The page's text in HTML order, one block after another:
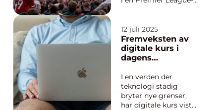
Her, midt i fotballens
hjemland, finner du en
kultur så
gjennomsyret av
sitt preg p&...
12 juli 2025
Fremveksten av
digitale kurs i
dagens
I en verden der
teknologi stadig
bryter nye grenser,
har digitale kurs vist